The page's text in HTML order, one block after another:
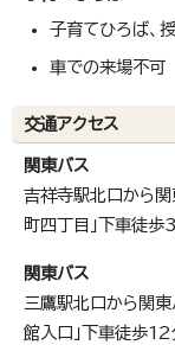
子育てひろば、
車での来場不可
交通アクセス
関東バス
吉祥寺駅北口から関
町四丁目」下車徒歩
関東バス
三鷹駅北口から関東
館入口」下車徒歩12